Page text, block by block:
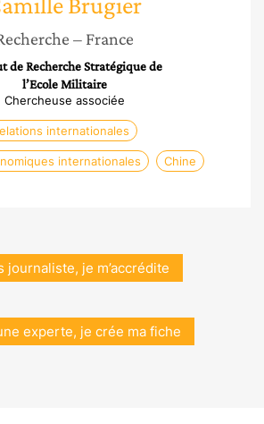
– France
de Recherche Stratégique de
l’Ecole Militaire
Chercheuse associée
internationales
internationales Chine
journaliste, je m’accrédite
experte, je crée ma fiche